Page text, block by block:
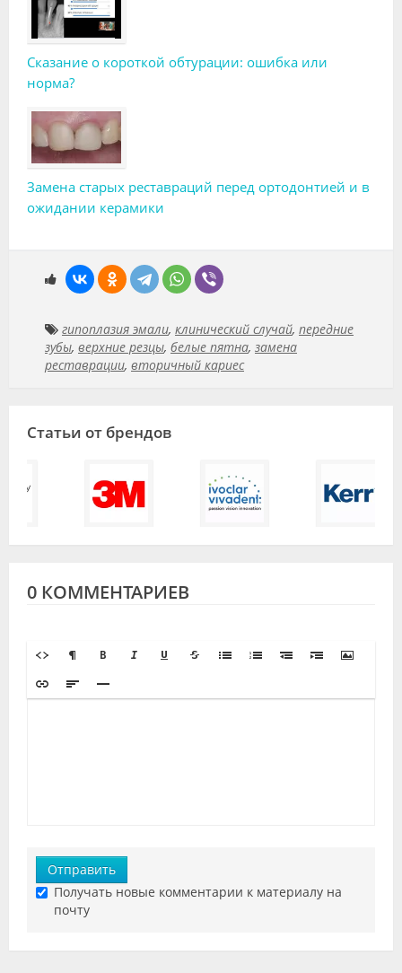
Сказание о короткой обтурации: ошибка или
норма?
Замена старых реставраций перед ортодонтией и в
ожидании керамики
гипоплазия эмали, клинический случай, передние
зубы, верхние резцы, белые пятна, замена
реставрации, вторичный кариес
Статьи от брендов
0 КОММЕНТАРИЕВ
Отправить
Получать новые комментарии к материалу на
почту